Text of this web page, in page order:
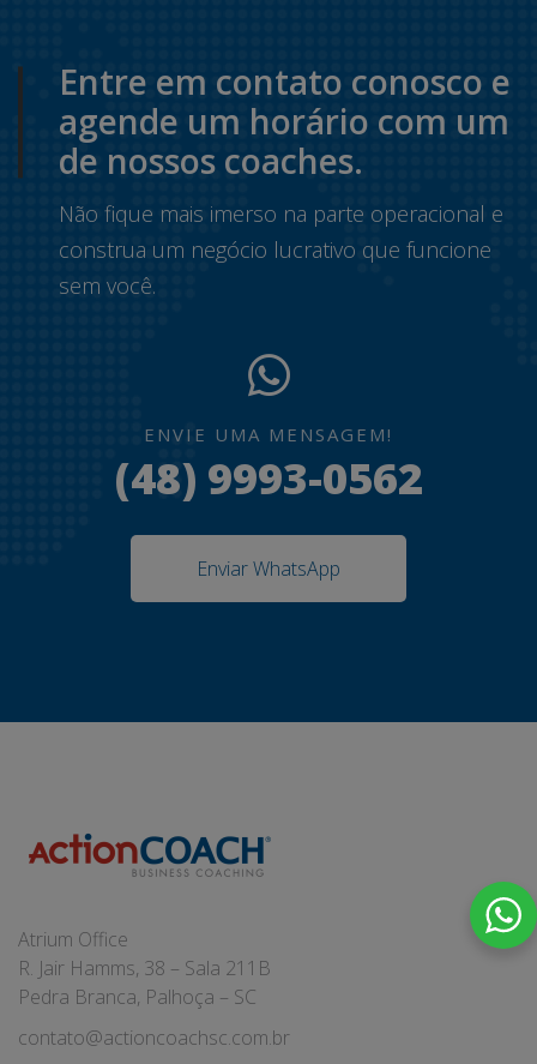
Entre em contato conosco e
agende um horário com um
de nossos coaches.
Não fique mais imerso na parte operacional e
construa um negócio lucrativo que funcione
sem você.
ENVIE UMA MENSAGEM!
(48) 9993-0562
Enviar WhatsApp
Atrium Office
R. Jair Hamms, 38 – Sala 211B
Pedra Branca, Palhoça – SC
contato@actioncoachsc.com.br